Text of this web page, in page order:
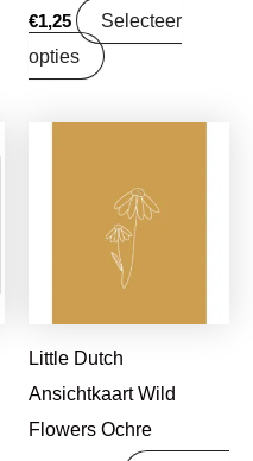
€1,25
Selecteer
opties
Little Dutch
Ansichtkaart Wild
Flowers Ochre
€1,25.€0,99.